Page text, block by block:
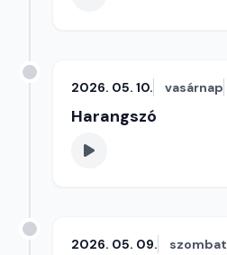
2026. 05. 10. vasárnap
Harangszó
2026. 05. 09. szombat